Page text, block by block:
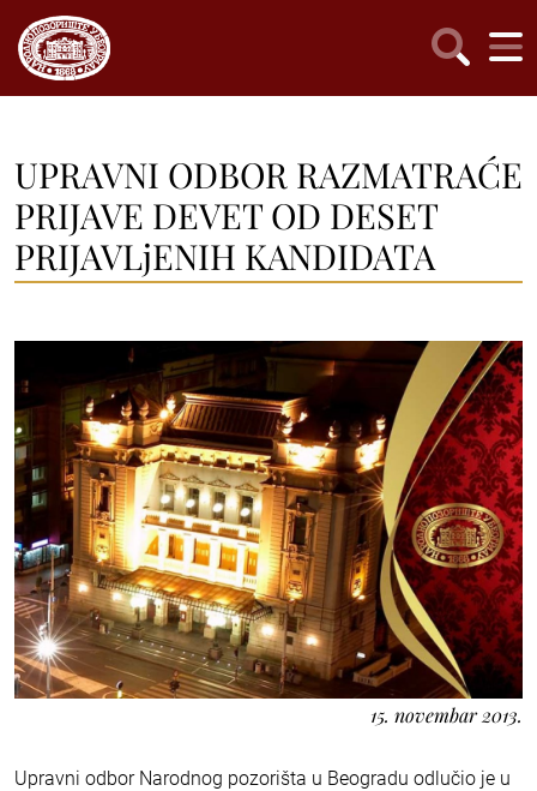
UPRAVNI ODBOR RAZMATRAĆE
PRIJAVE DEVET OD DESET
PRIJAVLjENIH KANDIDATA
15. novembar 2013.
Upravni odbor Narodnog pozorišta u Beogradu odlučio je u